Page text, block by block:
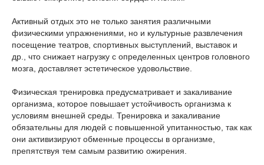
Активный отдых это не только занятия различными
физическими упражнениями, но и культурные развлечения
посещение театров, спортивных выступлений, выставок и
др., что снижает нагрузку с определенных центров головного
мозга, доставляет эстетическое удовольствие.
Физическая тренировка предусматривает и закаливание
организма, которое повышает устойчивость организма к
условиям внешней среды. Тренировка и закаливание
обязательны для людей с повышенной упитанностью, так как
они активизируют обменные процессы в организме,
препятствуя тем самым развитию ожирения.